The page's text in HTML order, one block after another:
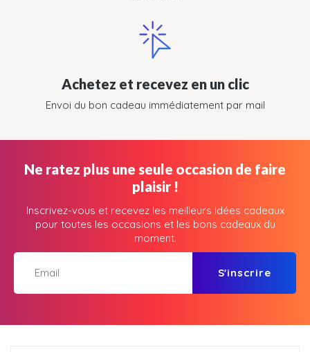
Achetez et recevez en un clic
Envoi du bon cadeau immédiatement par mail
Ne ratez plus une seule occasion de faire
plaisir !
Inscrivez-vous et recevez les meilleurs idées cadeaux
pour toutes les occasions et les bons cadeaux du
moment.
S'inscrire